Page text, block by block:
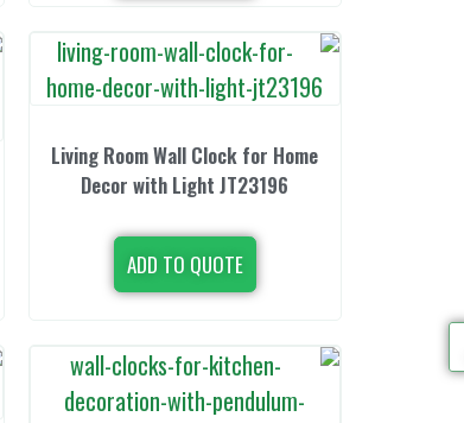
Living Room Wall Clock for Home
Decor with Light JT23196
ADD TO QUOTE